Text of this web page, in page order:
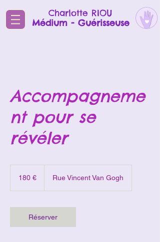
Charlotte RIOU
Médium - Guérisseuse
Accompagneme
nt pour se
révéler
180 € Rue Vincent Van Gogh
Réserver